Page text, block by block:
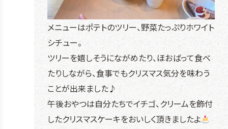
メニューはポテトのツリー、野菜たっぷりホワイト
シチュー。
ツリーを嬉しそうにながめたり、ほおばって食べ
たりしながら、食事でもクリスマス気分を味わう
ことが出来ました♪
午後おやつは自分たちでイチゴ、クリームを飾付
したクリスマスケーキをおいしく頂きましたよ